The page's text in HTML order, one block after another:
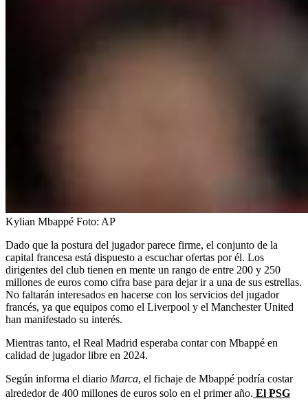
Kylian Mbappé Foto: AP
Dado que la postura del jugador parece firme, el conjunto de la
capital francesa está dispuesto a escuchar ofertas por él. Los
dirigentes del club tienen en mente un rango de entre 200 y 250
millones de euros como cifra base para dejar ir a una de sus estrellas.
No faltarán interesados en hacerse con los servicios del jugador
francés, ya que equipos como el Liverpool y el Manchester United
han manifestado su interés.
Mientras tanto, el Real Madrid esperaba contar con Mbappé en
calidad de jugador libre en 2024.
Según informa el diario Marca, el fichaje de Mbappé podría costar
alrededor de 400 millones de euros solo en el primer año. El PSG